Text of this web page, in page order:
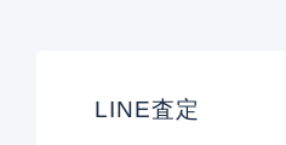
LINE査定